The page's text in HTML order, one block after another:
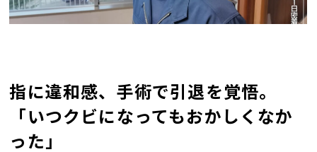
指に違和感、手術で引退を覚悟。
「いつクビになってもおかしくなか
った」